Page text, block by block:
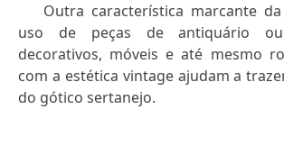
Outra característica marcante
uso de peças de antiquário
decorativos, móveis e até mesmo
com a estética vintage ajudam a
do gótico sertanejo.